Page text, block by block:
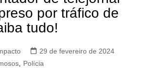
por tráfico de
tudo!
29 de fevereiro de 2024
, Polícia